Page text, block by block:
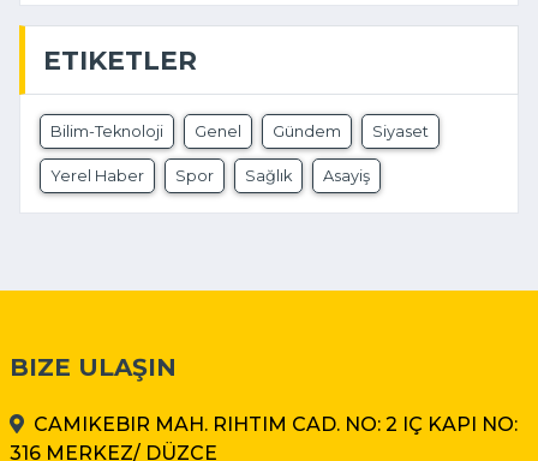
ETIKETLER
Bilim-Teknoloji Genel Gündem Siyaset
Yerel Haber Spor Sağlık Asayiş
BIZE ULAŞIN
CAMIKEBIR MAH. RIHTIM CAD. NO: 2 IÇ KAPI NO:
316 MERKEZ/ DÜZCE